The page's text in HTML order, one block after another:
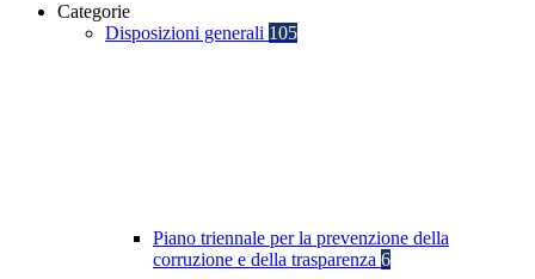
Categorie
Disposizioni generali 105
Piano triennale per la prevenzione della
corruzione e della trasparenza 6